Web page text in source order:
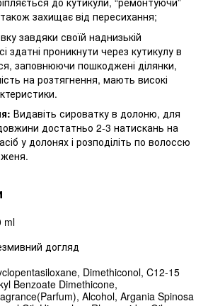
захищає від пересихання;
завдяки своїй наднизькій
здатні проникнути через кутикулу в
заповнюючи пошкоджені ділянки,
на розтягнення, мають високі
Видавіть сироватку в долоню, для
достатньо 2-3 натискань на
у долонях і розподіліть по волоссю
ml
догляд
Dimethiconol, C12-15
Benzoate Dimethicone,
Alcohol, Argania Spinosa